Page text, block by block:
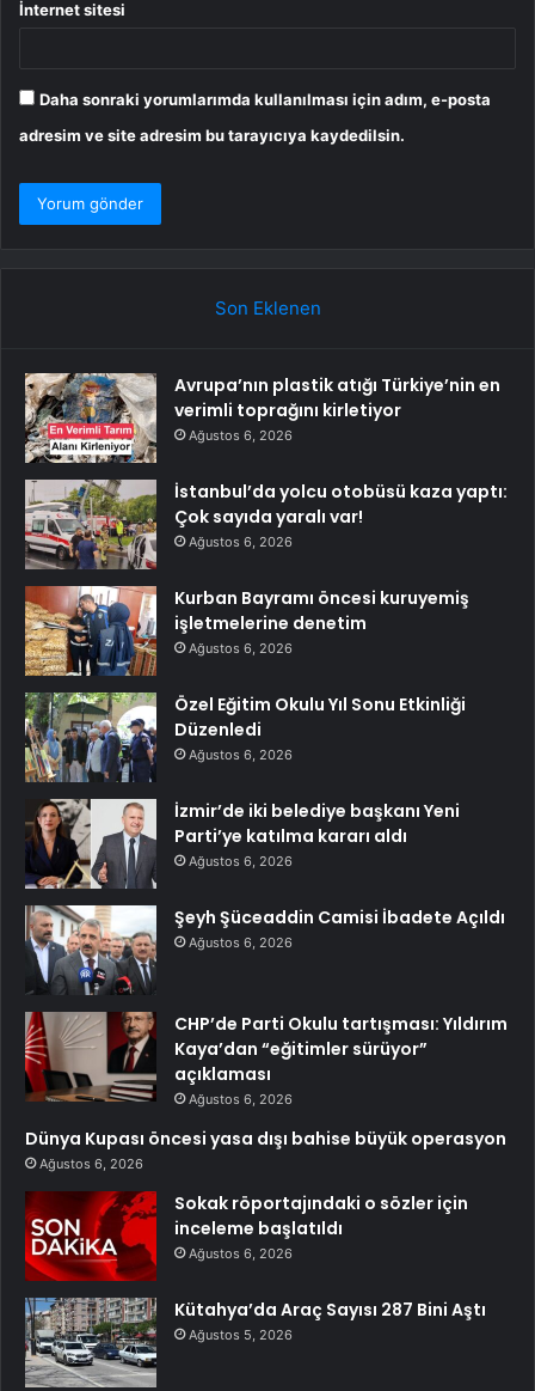
İnternet sitesi
Daha sonraki yorumlarımda kullanılması için adım, e-posta
adresim ve site adresim bu tarayıcıya kaydedilsin.
Son Eklenen
Avrupa’nın plastik atığı Türkiye’nin en
verimli toprağını kirletiyor
Ağustos 6, 2026
İstanbul’da yolcu otobüsü kaza yaptı:
Çok sayıda yaralı var!
Ağustos 6, 2026
Kurban Bayramı öncesi kuruyemiş
işletmelerine denetim
Ağustos 6, 2026
Özel Eğitim Okulu Yıl Sonu Etkinliği
Düzenledi
Ağustos 6, 2026
İzmir’de iki belediye başkanı Yeni
Parti’ye katılma kararı aldı
Ağustos 6, 2026
Şeyh Şüceaddin Camisi İbadete Açıldı
Ağustos 6, 2026
CHP’de Parti Okulu tartışması: Yıldırım
Kaya’dan “eğitimler sürüyor”
açıklaması
Ağustos 6, 2026
Dünya Kupası öncesi yasa dışı bahise büyük operasyon
Ağustos 6, 2026
Sokak röportajındaki o sözler için
inceleme başlatıldı
Ağustos 6, 2026
Kütahya’da Araç Sayısı 287 Bini Aştı
Ağustos 5, 2026